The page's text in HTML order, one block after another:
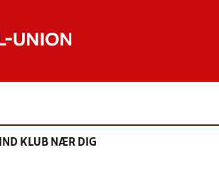
KLUB NÆR DIG